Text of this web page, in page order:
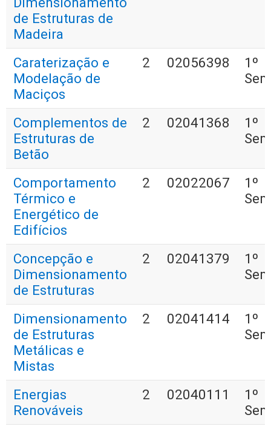
de Estruturas de
Madeira
Caraterização e
Modelação de
Maciços
2 02056398
1º
Complementos de
Estruturas de
Betão
2 02041368
1º
Comportamento
Térmico e
Energético de
Edifícios
2 02022067
1º
Concepção e
Dimensionamento
de Estruturas
2 02041379
1º
Dimensionamento
de Estruturas
Metálicas e
Mistas
2 02041414
1º
Energias
Renováveis
2 02040111
1º